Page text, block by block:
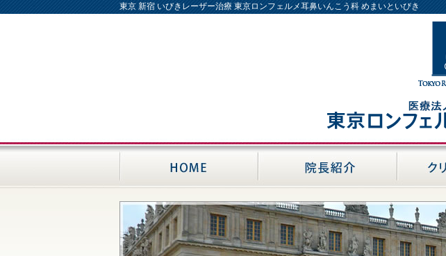
東京 新宿 いびきレーザー治療 東京ロンフェルメ耳鼻いんこう科 めまいといびき